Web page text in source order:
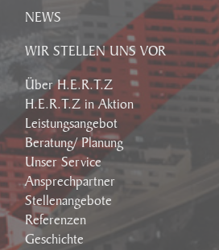
NEWS
WIR STELLEN UNS VOR
Über H.E.R.T.Z
H.E.R.T.Z in Aktion
Leistungsangebot
Beratung/ Planung
Unser Service
Ansprechpartner
Stellenangebote
Referenzen
Geschichte